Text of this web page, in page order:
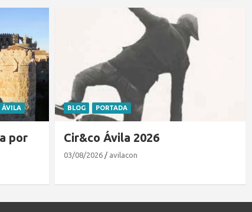
ÁVILA
por
BLOG PORTADA
Cir&co Ávila 2026
03/08/2026 avilacon